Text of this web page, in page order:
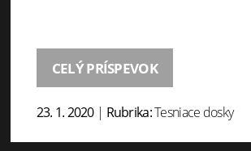
CELÝ PRÍSPEVOK
23. 1. 2020 | Rubrika:Tesniace dosky